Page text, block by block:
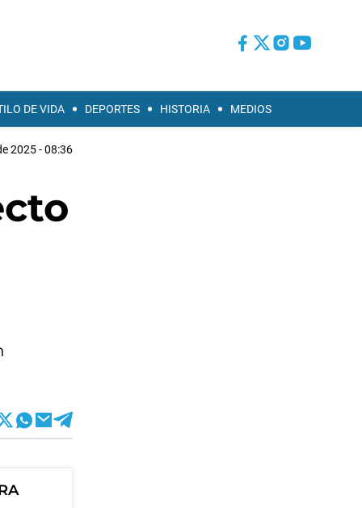
DE VIDA DEPORTES HISTORIA MEDIOS
2025 - 08:36